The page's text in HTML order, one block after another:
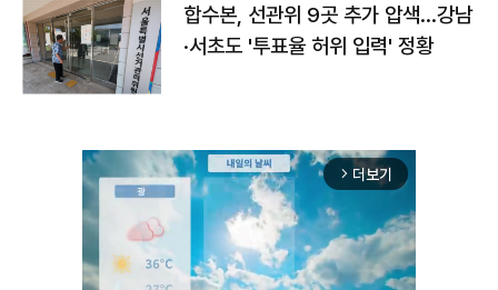
합수본, 선관위 9곳 추가 압색…강남
·서초도 '투표율 허위 입력' 정황
arrow_forward_ios 더보기